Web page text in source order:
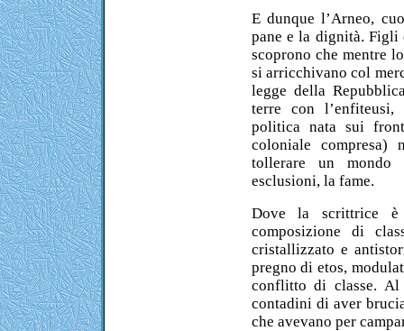
E dunque l’Arneo,
pane e la dignità.
scoprono che mentre
si arricchivano col
legge della
terre con
politica nata sui
coloniale
tollerare un
esclusioni, la fame.
Dove la scrittrice
composizione di
cristallizzato e
pregno di etos,
conflitto di classe. Al
contadini di aver
che avevano per